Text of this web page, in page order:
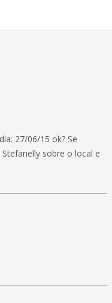
27/06/15 ok? Se
sobre o local e